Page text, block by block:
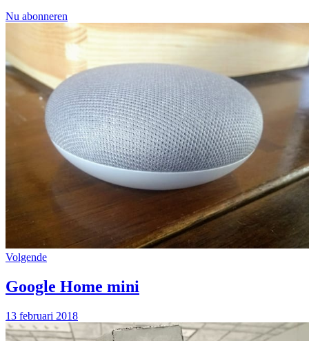
Nu abonneren
Volgende
Google Home mini
13 februari 2018